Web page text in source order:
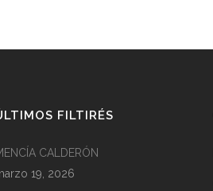
FILTIRÉS
CALDERÓN
19, 2026